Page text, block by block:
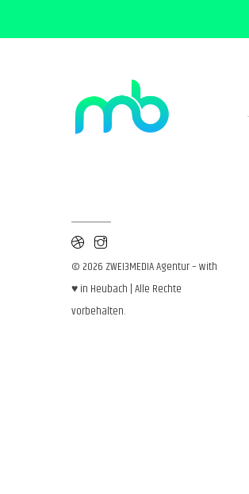
© 2026 ZWEI3MEDIA Agentur – with
♥ in Heubach | Alle Rechte
vorbehalten.